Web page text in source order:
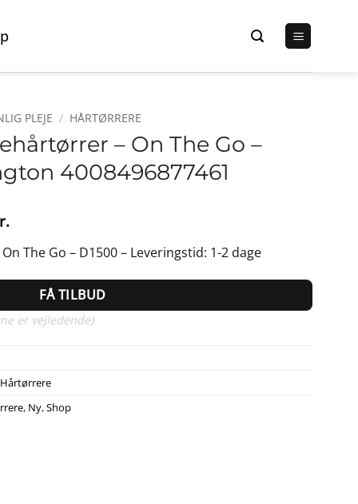
PLEJE / HÅRTØRRERE
– On The Go –
4008496877461
Den
aktuelle
pris
er:
179,00 kr..
The Go – D1500 – Leveringstid: 1-2 dage
FÅ TILBUD
er vejledende)
Hårtørrere
, Ny,Shop